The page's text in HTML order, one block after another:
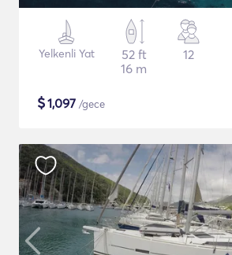
Yelkenli Yat
52 ft
16 m
12
$1,097 /gece